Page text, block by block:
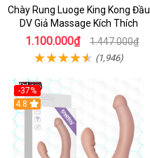
Chày Rung Luoge King Kong Đầu
DV Giả Massage Kích Thích
1.100.000₫ 1.447.000₫
(1,946)
-37%
Hot
4.8